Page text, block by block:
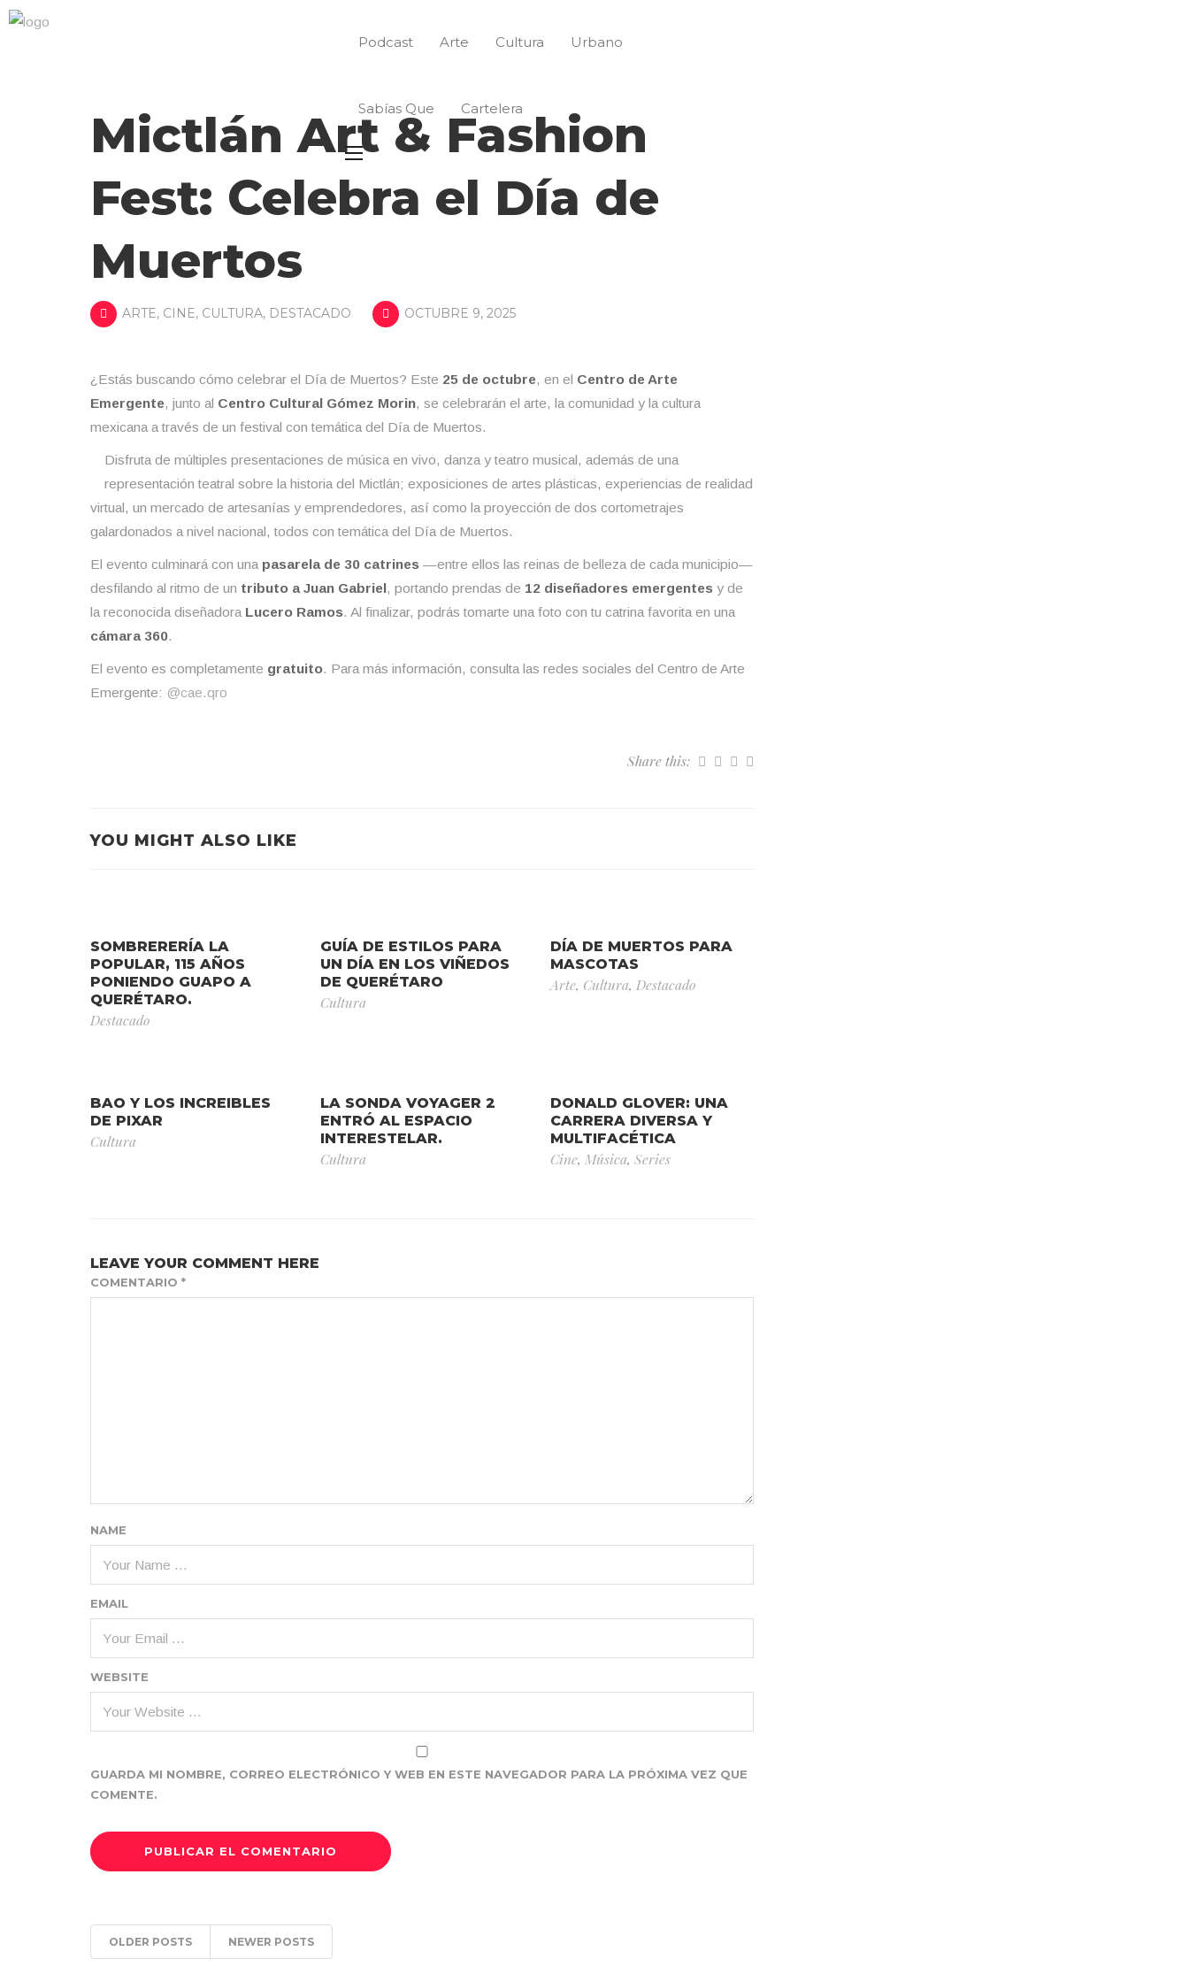
Podcast Arte Cultura Urbano
Sabías Que Cartelera
Mictlán Art & Fashion
Fest: Celebra el Día de
Muertos
ARTE, CINE, CULTURA, DESTACADO OCTUBRE 9, 2025
¿Estás buscando cómo celebrar el Día de Muertos? Este 25 de octubre, en el Centro de Arte
Emergente, junto al Centro Cultural Gómez Morin, se celebrarán el arte, la comunidad y la cultura
mexicana a través de un festival con temática del Día de Muertos.
Disfruta de múltiples presentaciones de música en vivo, danza y teatro musical, además de una
representación teatral sobre la historia del Mictlán; exposiciones de artes plásticas, experiencias de realidad
virtual, un mercado de artesanías y emprendedores, así como la proyección de dos cortometrajes
galardonados a nivel nacional, todos con temática del Día de Muertos.
El evento culminará con una pasarela de 30 catrines —entre ellos las reinas de belleza de cada municipio—
desfilando al ritmo de un tributo a Juan Gabriel, portando prendas de 12 diseñadores emergentes y de
la reconocida diseñadora Lucero Ramos. Al finalizar, podrás tomarte una foto con tu catrina favorita en una
cámara 360.
El evento es completamente gratuito. Para más información, consulta las redes sociales del Centro de Arte
Emergente: @cae.qro
Share this:
YOU MIGHT ALSO LIKE
SOMBRERERÍA LA
POPULAR, 115 AÑOS
PONIENDO GUAPO A
QUERÉTARO.
Destacado
GUÍA DE ESTILOS PARA
UN DÍA EN LOS VIÑEDOS
DE QUERÉTARO
Cultura
DÍA DE MUERTOS PARA
MASCOTAS
Arte, Cultura, Destacado
BAO Y LOS INCREIBLES
DE PIXAR
Cultura
LA SONDA VOYAGER 2
ENTRÓ AL ESPACIO
INTERESTELAR.
Cultura
DONALD GLOVER: UNA
CARRERA DIVERSA Y
MULTIFACÉTICA
Cine, Música, Series
LEAVE YOUR COMMENT HERE
COMENTARIO *
NAME
EMAIL
WEBSITE
GUARDA MI NOMBRE, CORREO ELECTRÓNICO Y WEB EN ESTE NAVEGADOR PARA LA PRÓXIMA VEZ QUE
COMENTE.
OLDER POSTS NEWER POSTS